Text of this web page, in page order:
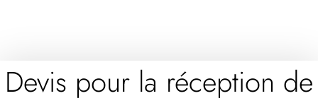
Devis pour la réception de